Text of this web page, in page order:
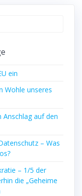
ein
Wohle unseres
Anschlag auf den
– Was
– 1/5 der
die „Geheime